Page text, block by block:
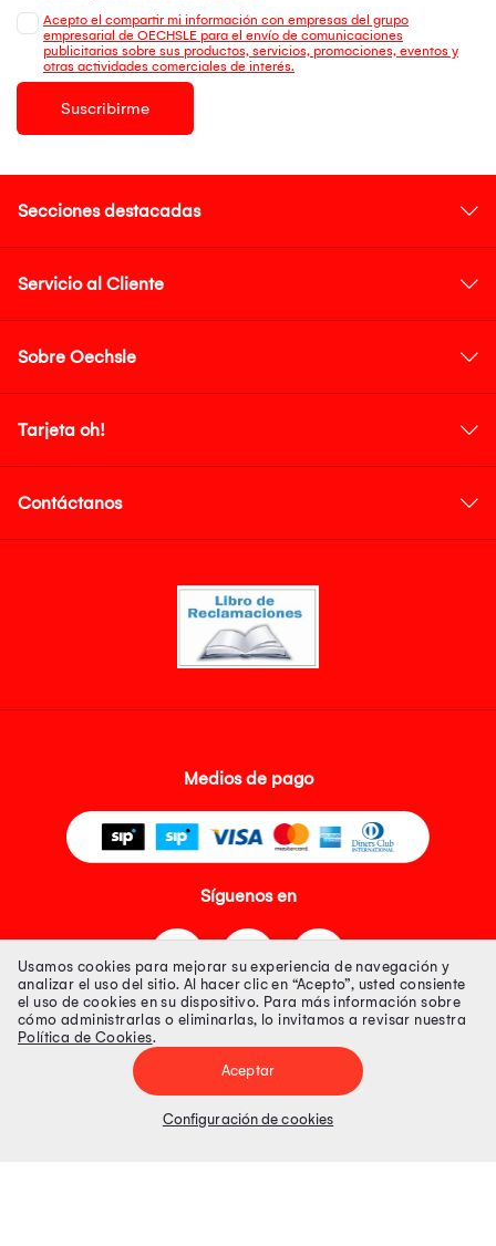
Acepto el compartir mi información con empresas del grupo
empresarial de OECHSLE para el envío de comunicaciones
publicitarias sobre sus productos, servicios, promociones, eventos y
otras actividades comerciales de interés.
Suscribirme
Secciones destacadas
Servicio al Cliente
Sobre Oechsle
Tarjeta oh!
Contáctanos
Medios de pago
Síguenos en
Tienda 100% Segura
Tiendas Peruanas S.A. R.U.C. Nº 20493020618. Todos los derechos
Precios disponibles solo en www.oechsle.pe. Precios online publicados
Usamos cookies para mejorar su experiencia de navegación y
analizar el uso del sitio. Al hacer clic en “Acepto”, usted consiente
el uso de cookies en su dispositivo. Para más información sobre
cómo administrarlas o eliminarlas, lo invitamos a revisar nuestra
Política de Cookies.
Aceptar
Configuración de cookies